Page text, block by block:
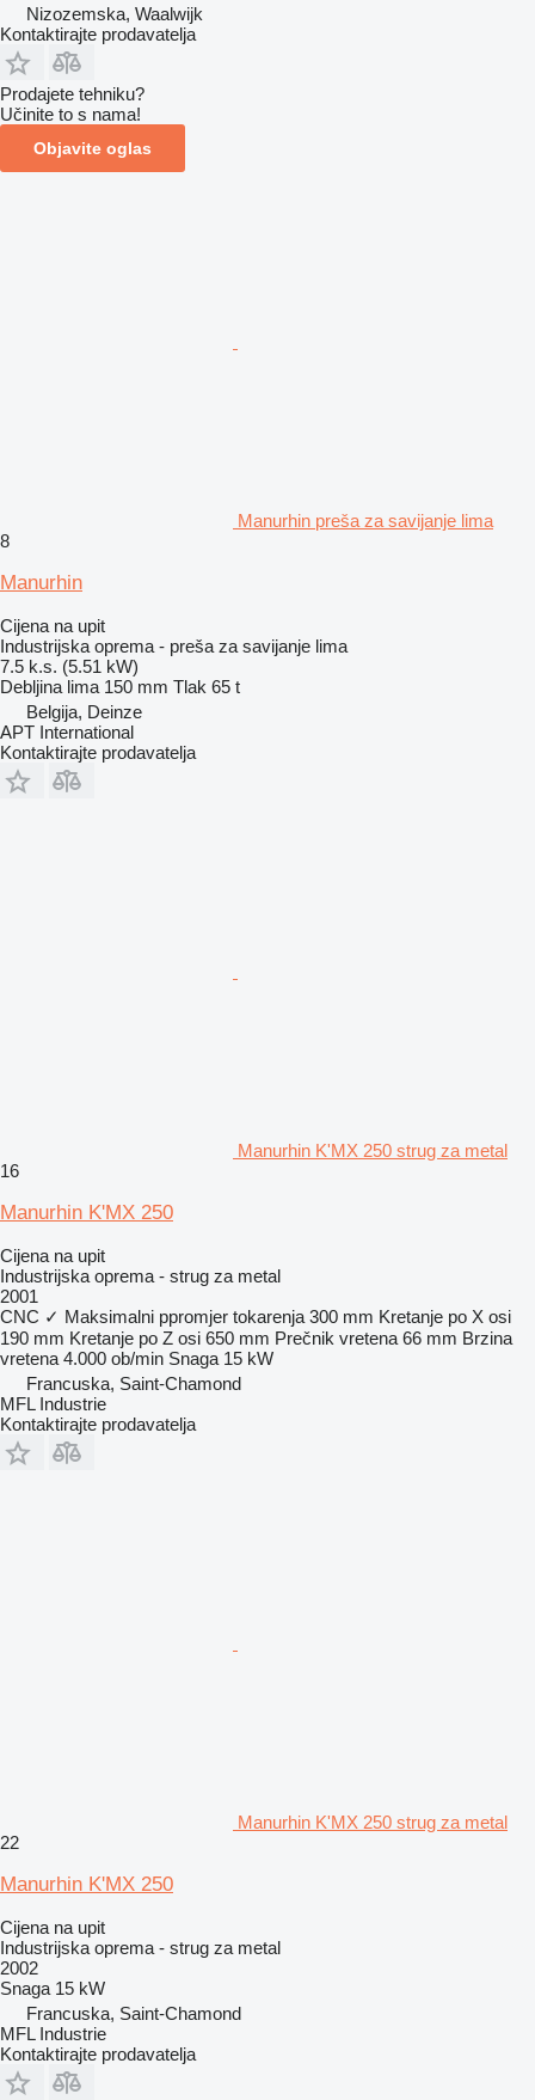
Nizozemska, Waalwijk
Kontaktirajte prodavatelja
Prodajete tehniku?
Učinite to s nama!
Objavite oglas
Manurhin preša za savijanje lima
8
Manurhin
Cijena na upit
Industrijska oprema - preša za savijanje lima
7.5 k.s. (5.51 kW)
Debljina lima 150 mm Tlak 65 t
Belgija, Deinze
APT International
Kontaktirajte prodavatelja
Manurhin K'MX 250 strug za metal
16
Manurhin K'MX 250
Cijena na upit
Industrijska oprema - strug za metal
2001
CNC ✓ Maksimalni ppromjer tokarenja 300 mm Kretanje po X osi
190 mm Kretanje po Z osi 650 mm Prečnik vretena 66 mm Brzina
vretena 4.000 ob/min Snaga 15 kW
Francuska, Saint-Chamond
MFL Industrie
Kontaktirajte prodavatelja
Manurhin K'MX 250 strug za metal
22
Manurhin K'MX 250
Cijena na upit
Industrijska oprema - strug za metal
2002
Snaga 15 kW
Francuska, Saint-Chamond
MFL Industrie
Kontaktirajte prodavatelja